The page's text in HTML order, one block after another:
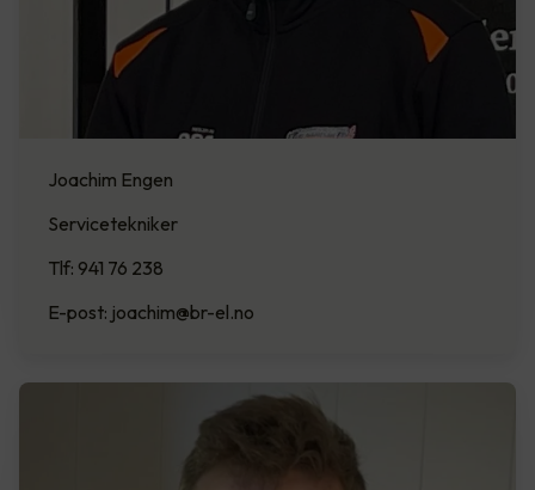
Joachim Engen
Servicetekniker
Tlf: 941 76 238
E-post: joachim@br-el.no